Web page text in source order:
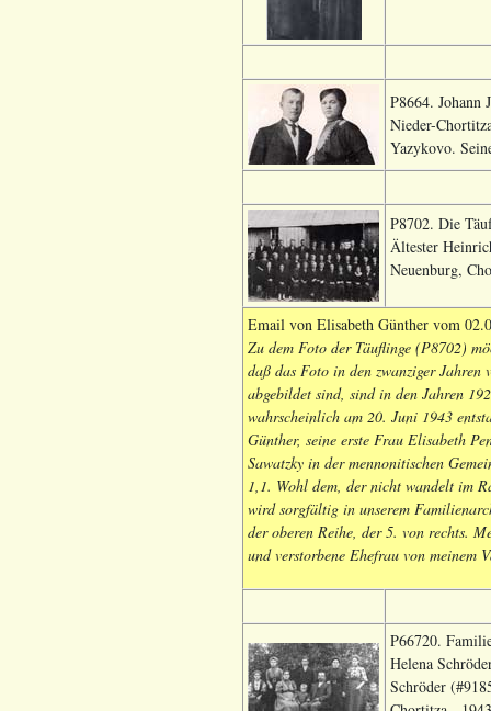
P8664. Johann
Nieder-
Yazykovo.
P8702. Die
Ältester
Neuenburg,
Email von Elisabeth Günther vom
Zu dem Foto der Täuflinge (P8702)
daß das Foto in den zwanziger
abgebildet sind, sind in den Jahren
wahrscheinlich am 20. Juni 1943
Günther, seine erste Frau Elisabeth
Sawatzky in der mennonitischen
1,1. Wohl dem, der nicht wandelt im
wird sorgfältig in unserem
der oberen Reihe, der 5. von rechts.
und verstorbene Ehefrau von meinem
P66720.
Helena
Schröder